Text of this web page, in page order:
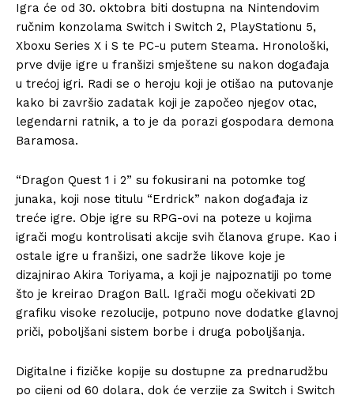
Igra će od 30. oktobra biti dostupna na Nintendovim
ručnim konzolama Switch i Switch 2, PlayStationu 5,
Xboxu Series X i S te PC-u putem Steama. Hronološki,
prve dvije igre u franšizi smještene su nakon događaja
u trećoj igri. Radi se o heroju koji je otišao na putovanje
kako bi završio zadatak koji je započeo njegov otac,
legendarni ratnik, a to je da porazi gospodara demona
Baramosa.
“Dragon Quest 1 i 2” su fokusirani na potomke tog
junaka, koji nose titulu “Erdrick” nakon događaja iz
treće igre. Obje igre su RPG-ovi na poteze u kojima
igrači mogu kontrolisati akcije svih članova grupe. Kao i
ostale igre u franšizi, one sadrže likove koje je
dizajnirao Akira Toriyama, a koji je najpoznatiji po tome
što je kreirao Dragon Ball. Igrači mogu očekivati 2D
grafiku visoke rezolucije, potpuno nove dodatke glavnoj
priči, poboljšani sistem borbe i druga poboljšanja.
Digitalne i fizičke kopije su dostupne za prednarudžbu
po cijeni od 60 dolara, dok će verzije za Switch i Switch